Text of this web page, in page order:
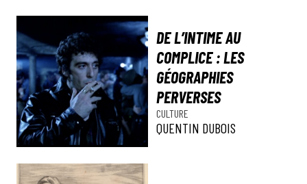
DE L’INTIME AU
COMPLICE : LES
GÉOGRAPHIES
PERVERSES
CULTURE
QUENTIN DUBOIS